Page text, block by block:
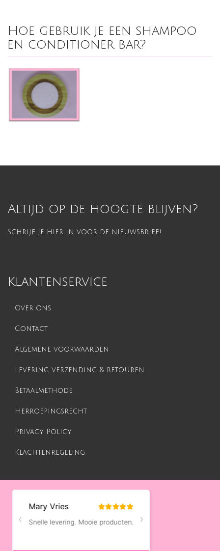
Hoe gebruik je een shampoo
en conditioner bar?
Altijd op de hoogte blijven?
Schrijf je hier in voor de nieuwsbrief!
Klantenservice
Over ons
Contact
Algemene voorwaarden
Levering, verzending & retouren
Betaalmethode
Herroepingsrecht
Privacy Policy
Klachtenregeling